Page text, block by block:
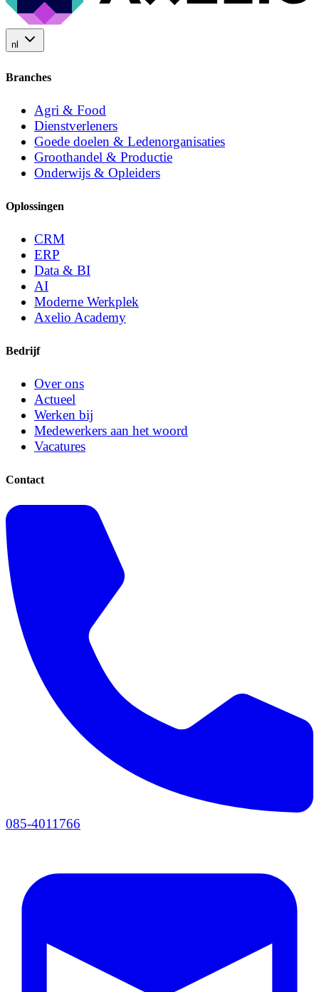
nl
Branches
Agri & Food
Dienstverleners
Goede doelen & Ledenorganisaties
Groothandel & Productie
Onderwijs & Opleiders
Oplossingen
CRM
ERP
Data & BI
AI
Moderne Werkplek
Axelio Academy
Bedrijf
Over ons
Actueel
Werken bij
Medewerkers aan het woord
Vacatures
Contact
085-4011766